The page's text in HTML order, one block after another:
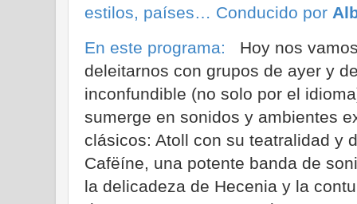
estilos, países… Conducido por
En este programa:
Hoy nos
deleitarnos con grupos de ayer y
inconfundible (no solo por el
sumerge en sonidos y ambientes
clásicos: Atoll con su teatralidad y
Cafëíne, una potente banda de
la delicadeza de Hecenia y la